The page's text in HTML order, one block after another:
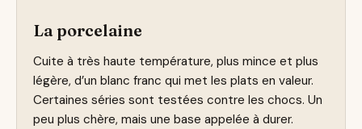
La porcelaine
Cuite à très haute température, plus mince et plus
légère, d’un blanc franc qui met les plats en valeur.
Certaines séries sont testées contre les chocs. Un
peu plus chère, mais une base appelée à durer.